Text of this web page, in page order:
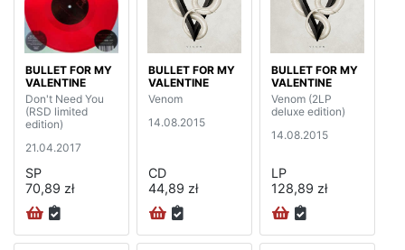
BULLET FOR MY
VALENTINE
Don't Need You
(RSD limited
edition)
21.04.2017
SP
70,89 zł
BULLET FOR MY
VALENTINE
Venom
14.08.2015
CD
44,89 zł
BULLET FOR MY
VALENTINE
Venom (2LP
deluxe edition)
14.08.2015
LP
128,89 zł